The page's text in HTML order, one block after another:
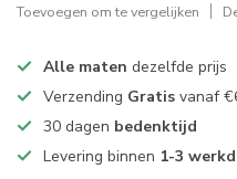
Toevoegen om te vergelijken
Alle maten dezelfde prijs
Verzending Gratis vanaf
30 dagen bedenktijd
Levering binnen 1-3